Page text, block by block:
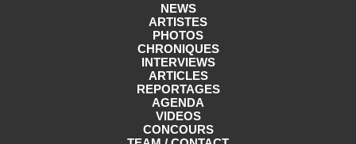
NEWS
ARTISTES
PHOTOS
CHRONIQUES
INTERVIEWS
ARTICLES
REPORTAGES
AGENDA
VIDEOS
CONCOURS